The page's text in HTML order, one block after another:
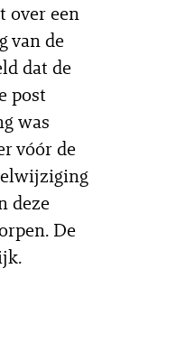
over een
van de
dat de
post
was
vóór de
deze
De